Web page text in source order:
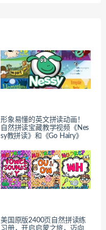
形象易懂的英文拼读动画！
自然拼读宝藏教学视频《Nes
sy教拼读》和《Go Hairy》
美国原版2400页自然拼读练
习册，开启启蒙之旅，迈向